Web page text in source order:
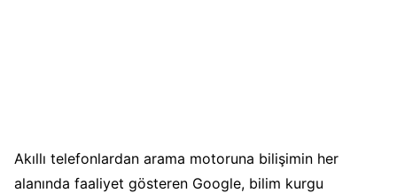
Akıllı telefonlardan arama motoruna bilişimin her
alanında faaliyet gösteren Google, bilim kurgu